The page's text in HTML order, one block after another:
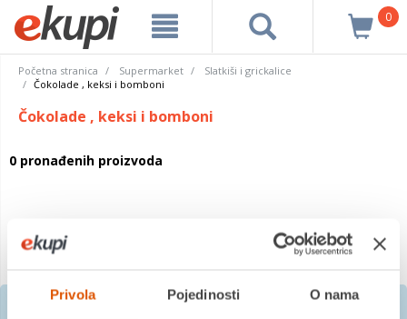
Privola Pojedinosti O nama
0
Početna stranica Supermarket
Slatkiši i grickalice
Čokolade , keksi i bomboni
Čokolade , keksi i bomboni
0 pronađenih proizvoda